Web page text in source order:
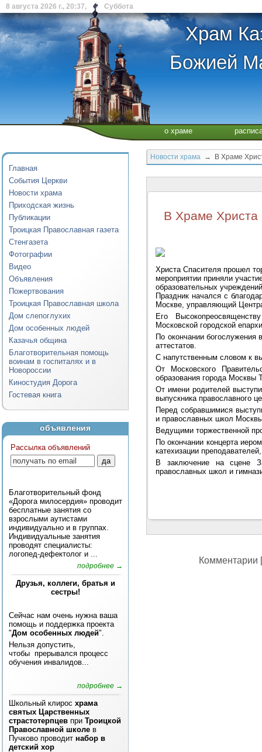
8 августа 2026 г., 20:37, Суббота
Храм
Божией
о храме
Главная
События Церкви
Новости храма
Приходская жизнь
Публикации
Троицкая Православная газета
Стенгазета
Фотографии
Видео
Объявления
Пожертвования
Троицкая Православная школа
Дом слепоглухих
Дом особенных людей
Казачья община
Благотворительная помощь
воинам в госпиталях и в
Новороссии
Киностудия Дорога
Гостевая книга
объявления
Рассылка объявлений
Благотворительный фонд
«Дорога милосердия» проводит
бесплатные занятия со
взрослыми аутистами
индивидуально и в группах.
Индивидуальные занятия
проводят специалисты:
логопед-дефектолог и ...
подробнее →
Друзья, коллеги, братья и
сестры!
Сейчас нам очень нужна ваша
помощь и поддержка проекта
"Дом особенных людей".
Нельзя допустить,
чтобы прерывался процесс
обучения инвалидов...
подробнее →
Школьный клирос храма
святых Царственных
страстотерпцев при Троицкой
Православной школе в
Пучково проводит набор в
детский хор
Новости храма → В Храме
В Храме Христа
Христа Спасителя прошел
мероприятии приняли
образовательных
Праздник начался с
Москве, управляющий
Его
Московской городской
По окончании богослужения
аттестатов.
С напутственным словом к
От Московского
образования города Москвы
От имени родителей
выпускника православного
Перед собравшимися
и православных школ
Ведущими торжественной
По окончании концерта
катехизации
В заключение на сцене
православных школ и
Комментарии